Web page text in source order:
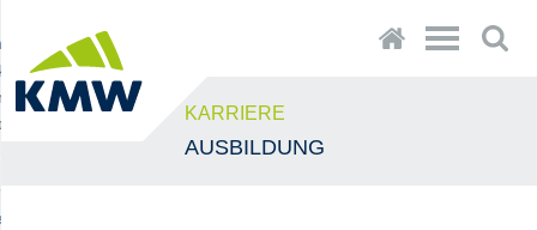
Navigation
Zum
Inhalt
Menu
jakością
do produkcji okien
do rozmów
AUSBILDUNG
KARRIERE